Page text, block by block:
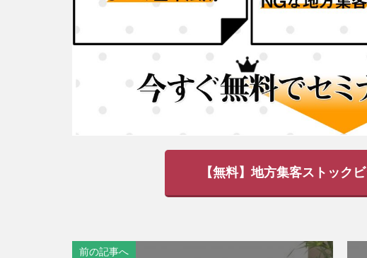
【無料】地方集客ストック
前の記事へ